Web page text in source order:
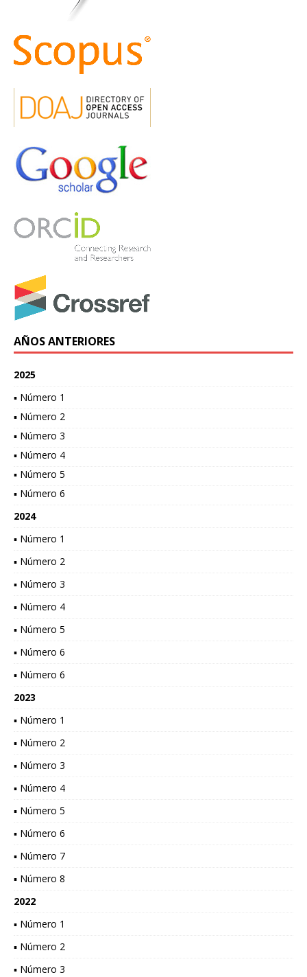
AÑOS ANTERIORES
2025
▪ Número 1
▪ Número 2
▪ Número 3
▪ Número 4
▪ Número 5
▪ Número 6
2024
▪ Número 1
▪ Número 2
▪ Número 3
▪ Número 4
▪ Número 5
▪ Número 6
▪ Número 6
2023
▪ Número 1
▪ Número 2
▪ Número 3
▪ Número 4
▪ Número 5
▪ Número 6
▪ Número 7
▪ Número 8
2022
▪ Número 1
▪ Número 2
▪ Número 3